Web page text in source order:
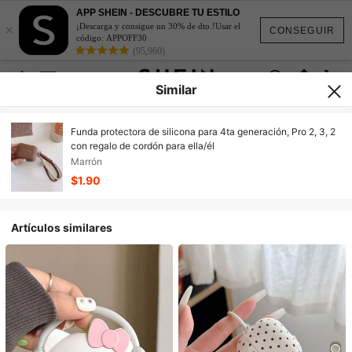
CONSEGUIR
×
APP SHEIN - DESCUBRE TU ESTILO
¡Descarga y consigue un 30% de dto.!Usar el
código: APPOFF30
(95,960)
Similar
Funda protectora de silicona para 4ta generación, Pro 2, 3, 2
con regalo de cordón para ella/él
Marrón
$1.90
Artículos similares